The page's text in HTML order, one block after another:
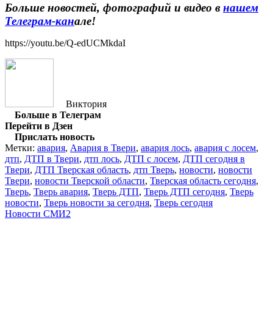
Больше новостей, фотографий и видео в нашем
Телеграм-канале!
https://youtu.be/Q-edUCMkdaI
Виктория
Больше в Телеграм
Перейти в Дзен
Прислать новость
Метки: авария, Авария в Твери, авария лось, авария с лосем,
дтп, ДТП в Твери, дтп лось, ДТП с лосем, ДТП сегодня в
Твери, ДТП Тверская область, дтп Тверь, новости, новости
Твери, новости Тверской области, Тверская область сегодня,
Тверь, Тверь авария, Тверь ДТП, Тверь ДТП сегодня, Тверь
новости, Тверь новости за сегодня, Тверь сегодня
Новости СМИ2